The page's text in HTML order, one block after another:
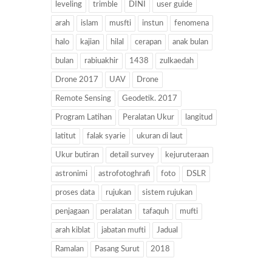
leveling trimble DINI user guide
arah islam musfti instun fenomena
halo kajian hilal cerapan anak bulan
bulan rabiuakhir 1438 zulkaedah
Drone 2017 UAV Drone
Remote Sensing Geodetik. 2017
Program Latihan Peralatan Ukur langitud
latitut falak syarie ukuran di laut
Ukur butiran detail survey kejuruteraan
astronimi astrofotoghrafi foto DSLR
proses data rujukan sistem rujukan
penjagaan peralatan tafaquh mufti
arah kiblat jabatan mufti Jadual
Ramalan Pasang Surut 2018